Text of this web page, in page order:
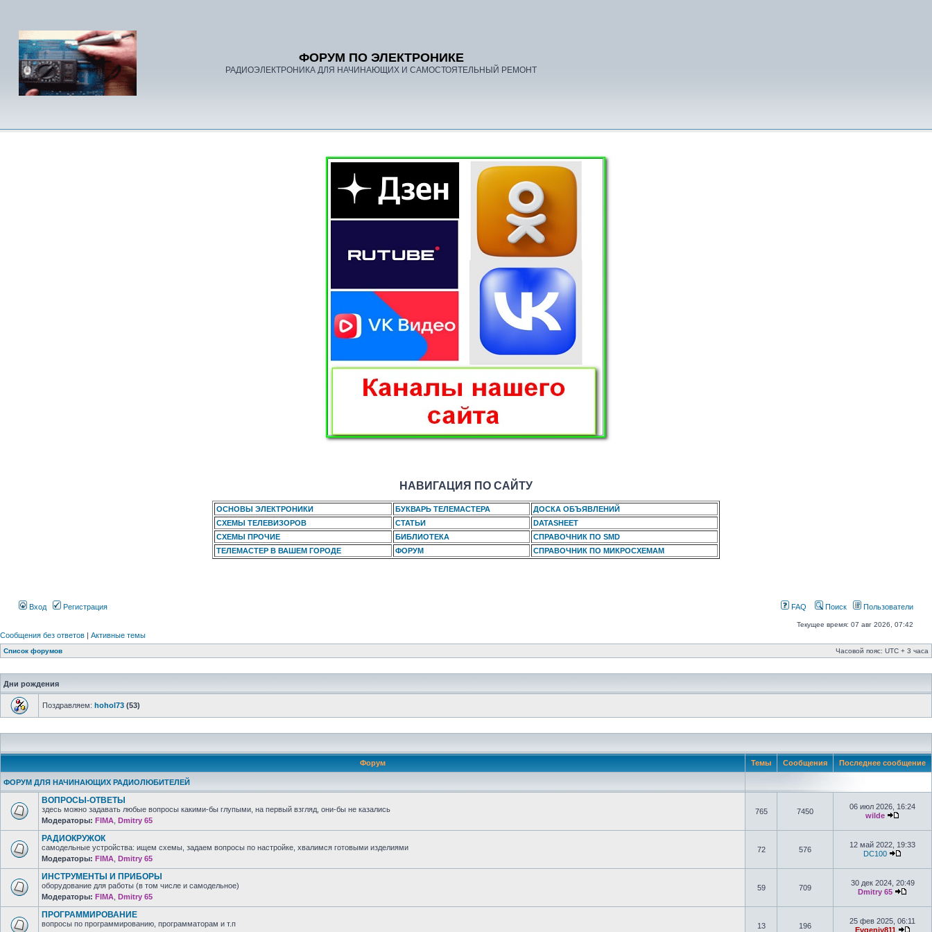
ФОРУМ ПО ЭЛЕКТРОНИКЕ
РАДИОЭЛЕКТРОНИКА ДЛЯ НАЧИНАЮЩИХ И САМОСТОЯТЕЛЬНЫЙ РЕМОНТ
НАВИГАЦИЯ ПО САЙТУ
ОСНОВЫ ЭЛЕКТРОНИКИ БУКВАРЬ ТЕЛЕМАСТЕРА
ДОСКА ОБЪЯВЛЕНИЙ
СХЕМЫ ТЕЛЕВИЗОРОВ
СТАТЬИ
DATASHEET
СХЕМЫ ПРОЧИЕ
БИБЛИОТЕКА
СПРАВОЧНИК ПО SMD
ТЕЛЕМАСТЕР В ВАШЕМ ГОРОДЕ
ФОРУМ СПРАВОЧНИК ПО МИКРОСХЕМАМ
Вход Регистрация FAQ Поиск Пользователи
Текущее время: 07 авг 2026, 07:42
Сообщения без ответов | Активные темы
Список форумов Часовой пояс: UTC + 3 часа
Дни рождения
Поздравляем: hohol73 (53)
Форум Темы Сообщения Последнее сообщение
ФОРУМ ДЛЯ НАЧИНАЮЩИХ РАДИОЛЮБИТЕЛЕЙ
ВОПРОСЫ-ОТВЕТЫ
здесь можно задавать любые вопросы какими-бы глупыми, на первый взгляд, они-бы не казались
Модераторы: FIMA Dmitry 65
765 7450
06 июл 2026, 16:24
wilde
РАДИОКРУЖОК
самодельные устройства: ищем схемы, задаем вопросы по настройке, хвалимся готовыми изделиями
Модераторы: FIMA Dmitry 65
72 576
12 май 2022, 19:33
DC100
ИНСТРУМЕНТЫ И ПРИБОРЫ
оборудование для работы (в том числе и самодельное)
Модераторы: FIMA Dmitry 65
59 709
30 дек 2024, 20:49
Dmitry 65
ПРОГРАММИРОВАНИЕ
вопросы по программированию, программаторам и т.п
13 196
25 фев 2025, 06:11
Evgeniy811